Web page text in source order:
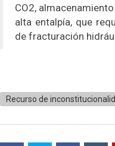
CO2,
alta entalpía, que
de fracturación
Recurso de